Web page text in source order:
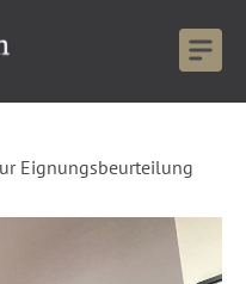
Eignungsbeurteilung